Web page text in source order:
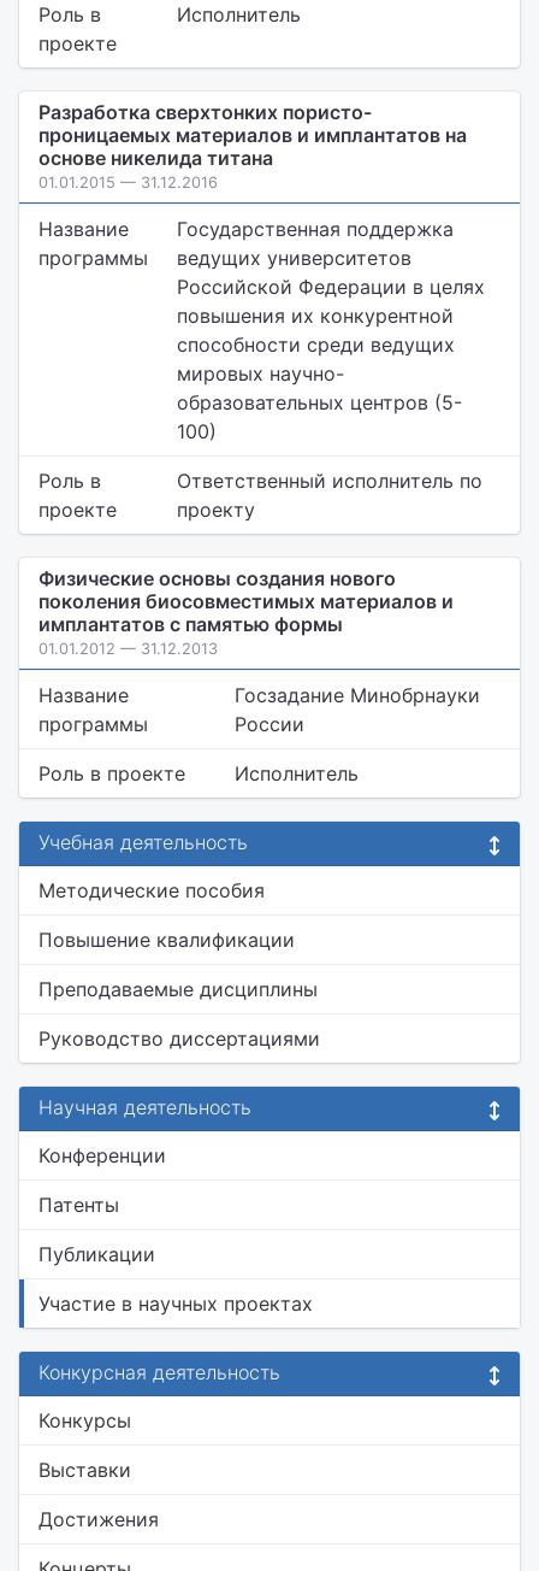
Роль в
проекте
Исполнитель
Разработка сверхтонких пористо-
проницаемых материалов и имплантатов на
основе никелида титана
01.01.2015 — 31.12.2016
Название
программы
Государственная поддержка
ведущих университетов
Российской Федерации в целях
повышения их конкурентной
способности среди ведущих
мировых научно-
образовательных центров (5-
100)
Роль в
проекте
Ответственный исполнитель по
проекту
Физические основы создания нового
поколения биосовместимых материалов и
имплантатов с памятью формы
01.01.2012 — 31.12.2013
Название
программы
Госзадание Минобрнауки
России
Роль в проекте Исполнитель
Учебная деятельность
Методические пособия
Повышение квалификации
Преподаваемые дисциплины
Руководство диссертациями
Научная деятельность
Конференции
Патенты
Публикации
Участие в научных проектах
Конкурсная деятельность
Конкурсы
Выставки
Достижения